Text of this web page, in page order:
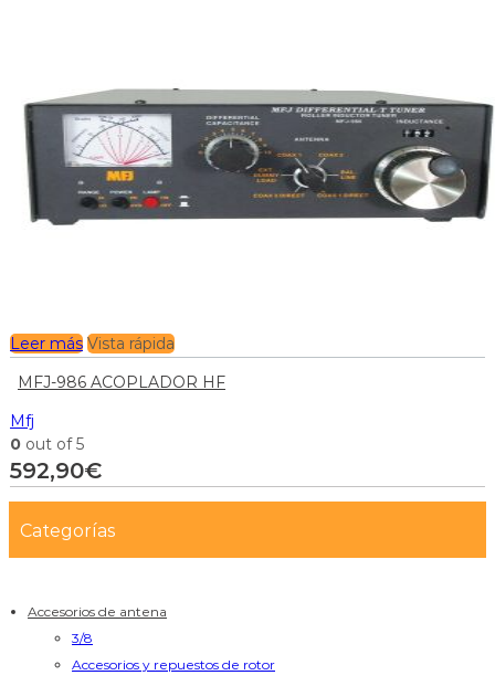
Leer más Vista rápida
MFJ-986 ACOPLADOR HF
Mfj
0 out of 5
592,90€
Categorías
Accesorios de antena
3/8
Accesorios y repuestos de rotor